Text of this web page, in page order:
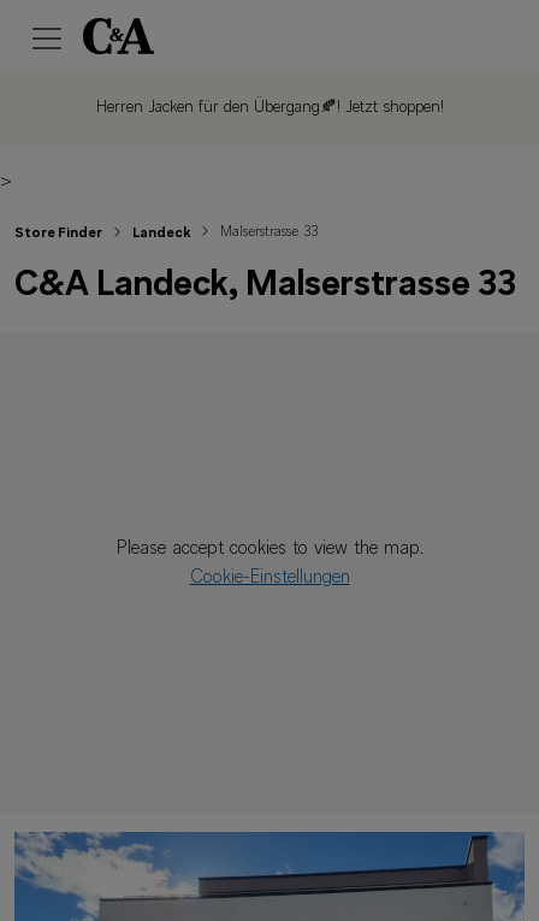
Herren Jacken für den Übergang🍂! Jetzt shoppen!
>
Please accept cookies to view the map.
Cookie-Einstellungen
Store Finder Landeck Malserstrasse 33
C&A Landeck, Malserstrasse 33